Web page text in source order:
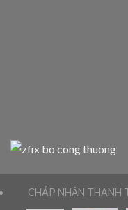
CHÁP NHẬN THANH